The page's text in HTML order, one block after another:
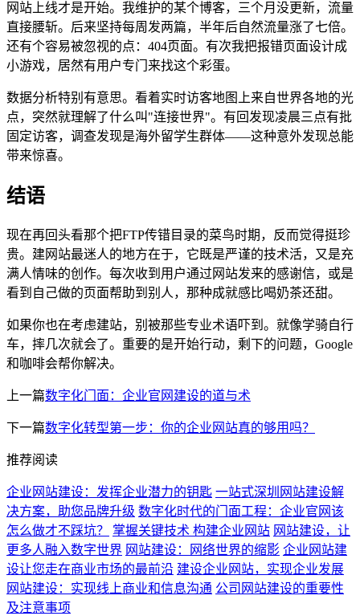
网站上线才是开始。我维护的某个博客，三个月没更新，流量
直接腰斩。后来坚持每周发两篇，半年后自然流量涨了七倍。
还有个容易被忽视的点：404页面。有次我把报错页面设计成
小游戏，居然有用户专门来找这个彩蛋。
数据分析特别有意思。看着实时访客地图上来自世界各地的光
点，突然就理解了什么叫"连接世界"。有回发现凌晨三点有批
固定访客，调查发现是海外留学生群体——这种意外发现总能
带来惊喜。
结语
现在再回头看那个把FTP传错目录的菜鸟时期，反而觉得挺珍
贵。建网站最迷人的地方在于，它既是严谨的技术活，又是充
满人情味的创作。每次收到用户通过网站发来的感谢信，或是
看到自己做的页面帮助到别人，那种成就感比喝奶茶还甜。
如果你也在考虑建站，别被那些专业术语吓到。就像学骑自行
车，摔几次就会了。重要的是开始行动，剩下的问题，Google
和咖啡会帮你解决。
上一篇数字化门面：企业官网建设的道与术
下一篇数字化转型第一步：你的企业网站真的够用吗？
推荐阅读
企业网站建设：发挥企业潜力的钥匙 一站式深圳网站建设解
决方案，助您品牌升级 数字化时代的门面工程：企业官网该
怎么做才不踩坑？
掌握关键技术 构建企业网站 网站建设，让
更多人融入数字世界 网站建设：网络世界的缩影 企业网站建
设让您走在商业市场的最前沿 建设企业网站，实现企业发展
网站建设：实现线上商业和信息沟通 公司网站建设的重要性
及注意事项